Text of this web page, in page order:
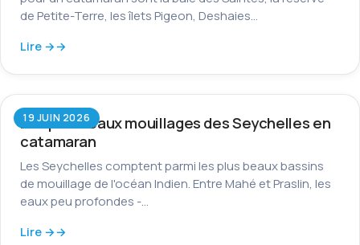
de Petite-Terre, les îlets Pigeon, Deshaies…
Lire →
19 JUIN 2026
Les plus beaux mouillages des Seychelles en
catamaran
Les Seychelles comptent parmi les plus beaux bassins
de mouillage de l'océan Indien. Entre Mahé et Praslin, les
eaux peu profondes -…
Lire →